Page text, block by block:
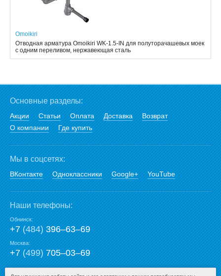
Omoikiri
Отводная арматура Omoikiri WK-1.5-IN для полуторачашевых моек
с одним переливом, нержавеющая сталь
Основные разделы:
Акции Статьи Оплата Доставка
Возврат
О компании
Где купить
Мы в соцсетях:
ВКонтакте Одноклассники Google+ YouTube
Наши телефоны:
Обнинск:
+7(484)396‒63‒69
Москва:
+7(499)705‒03‒69
E-mail: